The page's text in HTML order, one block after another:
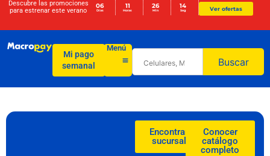
Descubre las promociones
para estrenar este verano
06
Días
11
Horas
26
Min
14
Seg Ver ofertas
Mi pago
semanal
Menú
Buscar
Encontrar
sucursal
Conocer
catálogo
completo